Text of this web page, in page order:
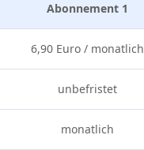
Abonnement 1
6,90 Euro / monatlich
unbefristet
monatlich